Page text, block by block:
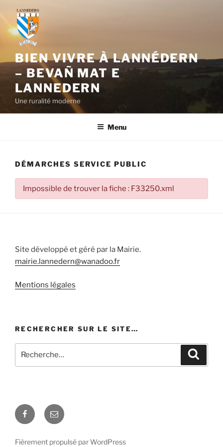
contenu
principal
BIEN VIVRE À LANNÉDERN
– BEVAÑ MAT E
LANNEDERN
Une ruralité moderne
Menu
DÉMARCHES SERVICE PUBLIC
Impossible de trouver la fiche : F33250.xml
Site développé et géré par la Mairie.
mairie.lannedern@wanadoo.fr
Mentions légales
RECHERCHER SUR LE SITE…
pour
Facebook
E-
mail
Fièrement propulsé par WordPress